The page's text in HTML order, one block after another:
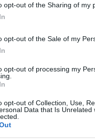
opt-out of the Sharing of my
opt-out of the Sale of my
opt-out of processing my
opt-out of Collection, Use,
Data that Is
con la
Camera di
e degli
Calabria .
pratici, offrendo una
per promuovere una